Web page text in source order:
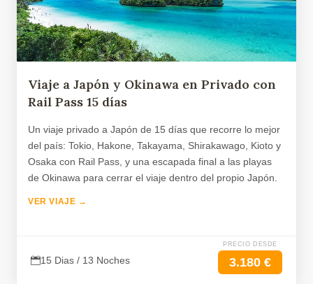
Viaje a Japón y Okinawa en Privado con
Rail Pass 15 días
Un viaje privado a Japón de 15 días que recorre lo mejor
del país: Tokio, Hakone, Takayama, Shirakawago, Kioto y
Osaka con Rail Pass, y una escapada final a las playas
de Okinawa para cerrar el viaje dentro del propio Japón.
VER VIAJE →
15 Dias / 13 Noches
PRECIO DESDE
3.180 €